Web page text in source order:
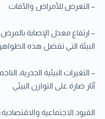
– التعرض للأمراض والآفات
– ارتفاع معدل الإصابة
البيئة التي تفضل هذه الظواهر
– التغيرات البيئية الجذرية،
آثار ضارة على التوازن البيئي
القيود الاجتماعية والاقتصادية: